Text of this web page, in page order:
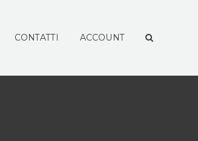
CONTATTI ACCOUNT